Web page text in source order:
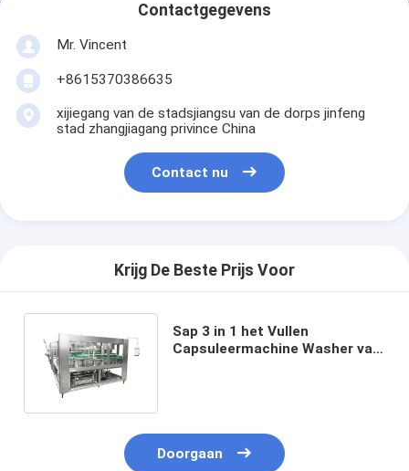
Contactgegevens
Mr. Vincent
+8615370386635
xijiegang van de stadsjiangsu van de dorps jinfeng
stad zhangjiagang privince China
Contact nu
Krijg De Beste Prijs Voor
Sap 3 in 1 het Vullen
Capsuleermachine Washer van
Doorgaan